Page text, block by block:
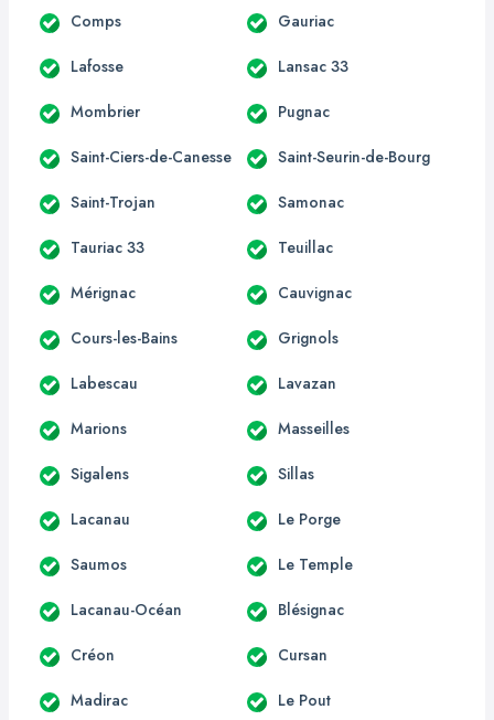
Comps Gauriac
Lafosse Lansac 33
Mombrier Pugnac
Saint-Ciers-de-Canesse Saint-Seurin-de-Bourg
Saint-Trojan Samonac
Tauriac 33 Teuillac
Mérignac Cauvignac
Cours-les-Bains Grignols
Labescau Lavazan
Marions Masseilles
Sigalens Sillas
Lacanau Le Porge
Saumos Le Temple
Lacanau-Océan Blésignac
Créon Cursan
Madirac Le Pout